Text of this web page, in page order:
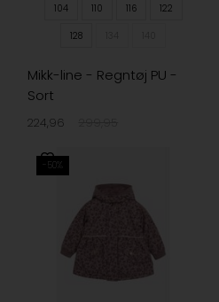
104 110 116 122
128
Mikk-line - Regntøj PU -
Sort
224,96
-50%